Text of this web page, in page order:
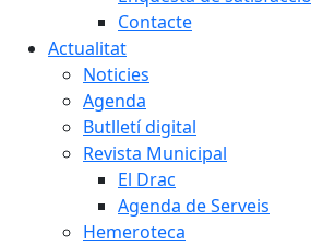
Contacte
Actualitat
Noticies
Agenda
Butlletí digital
Revista Municipal
El Drac
Agenda de Serveis
Hemeroteca